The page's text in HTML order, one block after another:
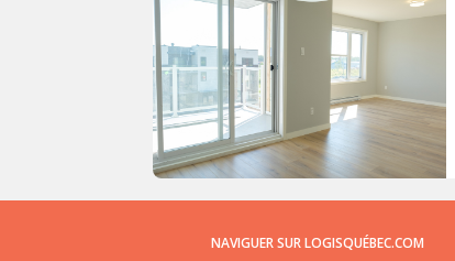
NAVIGUER SUR LOGISQUÉBEC.COM